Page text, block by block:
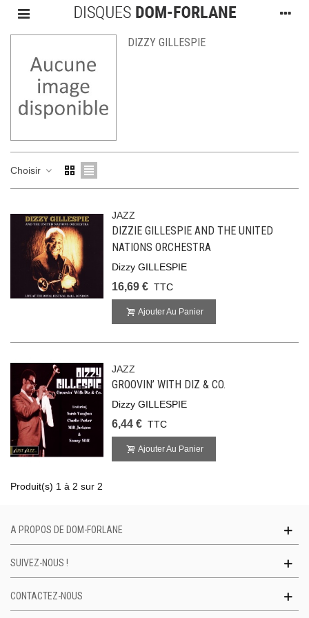
DIZZY GILLESPIE
Choisir
JAZZ
DIZZIE GILLESPIE AND THE UNITED
NATIONS ORCHESTRA
Dizzy GILLESPIE
16,69 € TTC
Ajouter Au Panier
JAZZ
GROOVIN’ WITH DIZ & CO.
Dizzy GILLESPIE
6,44 € TTC
Ajouter Au Panier
Produit(s) 1 à 2 sur 2
A PROPOS DE DOM-FORLANE
SUIVEZ-NOUS !
CONTACTEZ-NOUS